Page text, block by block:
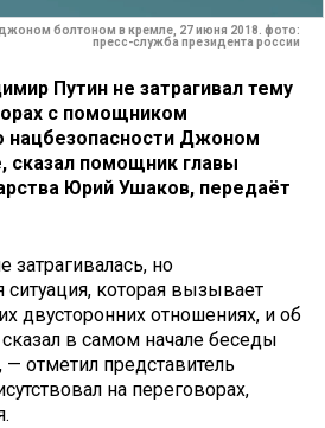
джоном болтоном в кремле, 27 июня 2018. фото:
пресс-служба президента россии
Путин не затрагивал тему
с помощником
нацбезопасности Джоном
сказал помощник главы
Юрий Ушаков, передаёт
затрагивалась, но
ситуация, которая вызывает
двусторонних отношениях, и об
в самом начале беседы
отметил представитель
на переговорах,